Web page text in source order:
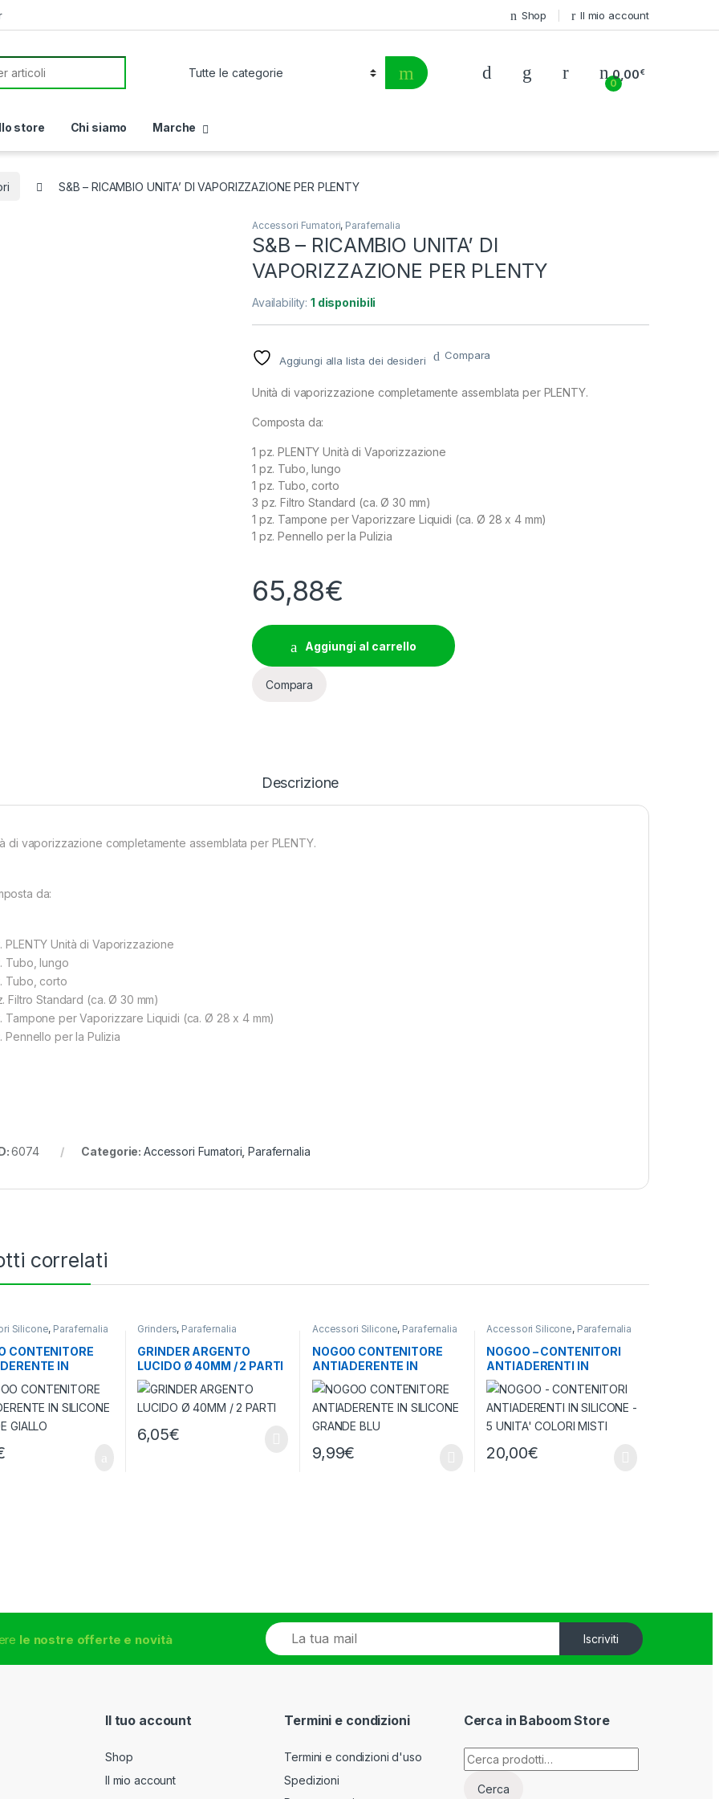
Shop Il mio account
0
0,00€
store Chi siamo Marche
S&B – RICAMBIO UNITA’ DI VAPORIZZAZIONE PER PLENTY
Accessori Fumatori, Parafernalia
S&B – RICAMBIO UNITA’ DI
VAPORIZZAZIONE PER PLENTY
Availability:1 disponibili
Aggiungi alla lista dei desideri Compara
Unità di vaporizzazione completamente assemblata per PLENTY.
Composta da:
1 pz. PLENTY Unità di Vaporizzazione
1 pz. Tubo, lungo
1 pz. Tubo, corto
3 pz. Filtro Standard (ca. Ø 30 mm)
1 pz. Tampone per Vaporizzare Liquidi (ca. Ø 28 x 4 mm)
1 pz. Pennello per la Pulizia
65,88€
Aggiungi al carrello
Compara
Descrizione
di vaporizzazione completamente assemblata per PLENTY.
da:
PLENTY Unità di Vaporizzazione
Tubo, lungo
Tubo, corto
Filtro Standard (ca. Ø 30 mm)
Tampone per Vaporizzare Liquidi (ca. Ø 28 x 4 mm)
Pennello per la Pulizia
6074 Categorie: Accessori Fumatori ,Parafernalia
correlati
Silicone, Parafernalia
CONTENITORE
IN
GRANDE GIALLO
Grinders, Parafernalia
GRINDER ARGENTO
LUCIDO Ø 40MM / 2 PARTI
6,05€
Accessori Silicone, Parafernalia
NOGOO CONTENITORE
ANTIADERENTE IN
SILICONE GRANDE BLU
9,99€
Accessori Silicone, Parafernalia
NOGOO – CONTENITORI
ANTIADERENTI IN
SILICONE – 5 UNITA’
COLORI MISTI
20,00€
le nostre offerte e novità
E
m
a
Iscriviti
Il tuo account
Shop
Il mio account
Termini e condizioni
Termini e condizioni d'uso
Spedizioni
Cerca in Baboom Store
Cerca:
Cerca